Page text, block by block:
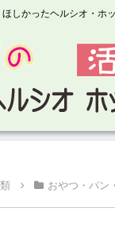
しかったヘルシオ・ホ
おやつ・パン